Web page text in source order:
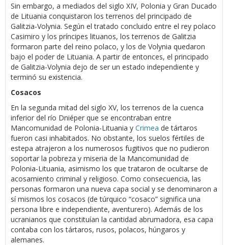
Sin embargo, a mediados del siglo XIV, Polonia y Gran Ducado
de Lituania conquistaron los terrenos del principado de
Galitzia-Volynia. Según el tratado concluido entre el rey polaco
Casimiro y los príncipes lituanos, los terrenos de Galitzia
formaron parte del reino polaco, y los de Volynia quedaron
bajo el poder de Lituania. A partir de entonces, el principado
de Galitzia-Volynia dejo de ser un estado independiente y
terminó su existencia.
Cosacos
En la segunda mitad del siglo XV, los terrenos de la cuenca
inferior del río Dniéper que se encontraban entre
Mancomunidad de Polonia-Lituania y Crimea de tártaros
fueron casi inhabitados. No obstante, los suelos fértiles de
estepa atrajeron a los numerosos fugitivos que no pudieron
soportar la pobreza y miseria de la Mancomunidad de
Polonia-Lituania, asimismo los que trataron de ocultarse de
acosamiento criminal y religioso. Como consecuencia, las
personas formaron una nueva capa social y se denominaron a
sí mismos los cosacos (de túrquico “cosaco” significa una
persona libre e independiente, aventurero). Además de los
ucranianos que constituían la cantidad abrumadora, esa capa
contaba con los tártaros, rusos, polacos, húngaros y
alemanes.